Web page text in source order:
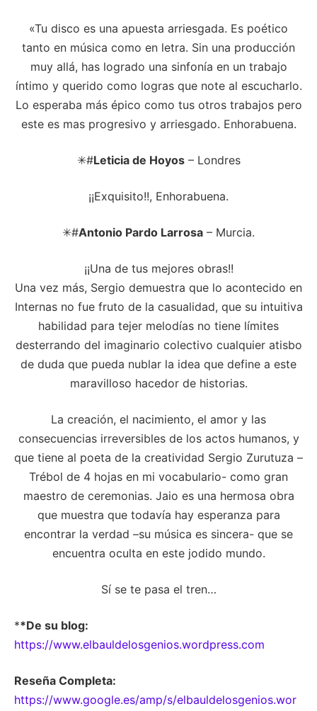
«Tu disco es una apuesta arriesgada. Es poético
tanto en música como en letra. Sin una producción
muy allá, has logrado una sinfonía en un trabajo
íntimo y querido como logras que note al escucharlo.
Lo esperaba más épico como tus otros trabajos pero
este es mas progresivo y arriesgado. Enhorabuena.
✳#Leticia de Hoyos– Londres
¡¡Exquisito!!, Enhorabuena.
✳#Antonio Pardo Larrosa – Murcia.
¡¡Una de tus mejores obras!!
Una vez más, Sergio demuestra que lo acontecido en
Internas no fue fruto de la casualidad, que su intuitiva
habilidad para tejer melodías no tiene límites
desterrando del imaginario colectivo cualquier atisbo
de duda que pueda nublar la idea que define a este
maravilloso hacedor de historias.
La creación, el nacimiento, el amor y las
consecuencias irreversibles de los actos humanos, y
que tiene al poeta de la creatividad Sergio Zurutuza –
Trébol de 4 hojas en mi vocabulario- como gran
maestro de ceremonias. Jaio es una hermosa obra
que muestra que todavía hay esperanza para
encontrar la verdad –su música es sincera- que se
encuentra oculta en este jodido mundo.
Sí se te pasa el tren…
**De su blog:
https://www.elbauldelosgenios.wordpress.com
Reseña Completa:
https://www.google.es/amp/s/elbauldelosgenios.wor